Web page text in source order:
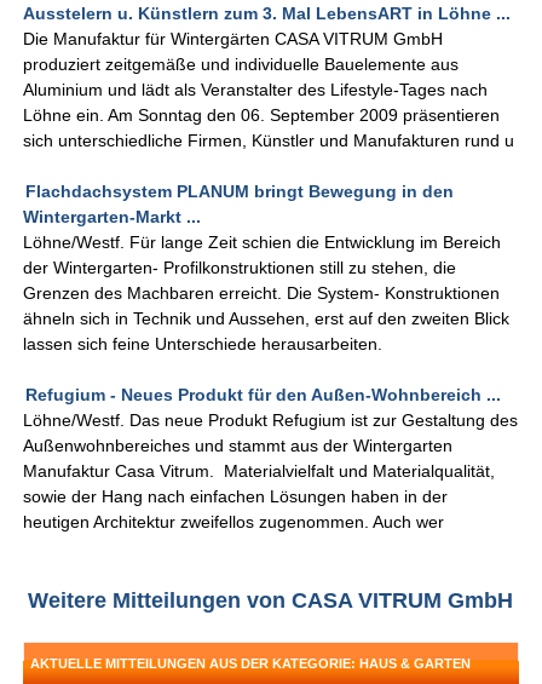
Ausstelern u. Künstlern zum 3. Mal LebensART in Löhne ...
Die Manufaktur für Wintergärten CASA VITRUM GmbH
produziert zeitgemäße und individuelle Bauelemente aus
Aluminium und lädt als Veranstalter des Lifestyle-Tages nach
Löhne ein. Am Sonntag den 06. September 2009 präsentieren
sich unterschiedliche Firmen, Künstler und Manufakturen rund u
Flachdachsystem PLANUM bringt Bewegung in den
Wintergarten-Markt ...
Löhne/Westf. Für lange Zeit schien die Entwicklung im Bereich
der Wintergarten- Profilkonstruktionen still zu stehen, die
Grenzen des Machbaren erreicht. Die System- Konstruktionen
ähneln sich in Technik und Aussehen, erst auf den zweiten Blick
lassen sich feine Unterschiede herausarbeiten.
Refugium - Neues Produkt für den Außen-Wohnbereich ...
Löhne/Westf. Das neue Produkt Refugium ist zur Gestaltung des
Außenwohnbereiches und stammt aus der Wintergarten
Manufaktur Casa Vitrum. Materialvielfalt und Materialqualität,
sowie der Hang nach einfachen Lösungen haben in der
heutigen Architektur zweifellos zugenommen. Auch wer
Weitere Mitteilungen von CASA VITRUM GmbH
AKTUELLE MITTEILUNGEN AUS DER KATEGORIE: HAUS & GARTEN